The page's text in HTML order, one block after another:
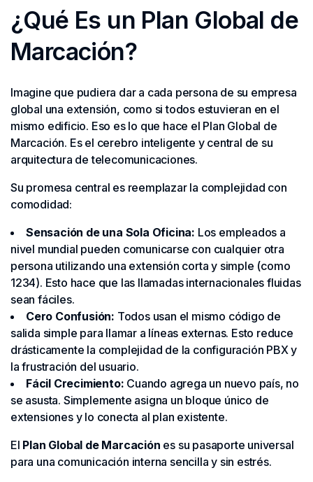
¿Qué Es un Plan Global de
Marcación?
Imagine que pudiera dar a cada persona de su empresa
global una extensión, como si todos estuvieran en el
mismo edificio. Eso es lo que hace el Plan Global de
Marcación. Es el cerebro inteligente y central de su
arquitectura de telecomunicaciones.
Su promesa central es reemplazar la complejidad con
comodidad:
Sensación de una Sola Oficina: Los empleados a
nivel mundial pueden comunicarse con cualquier otra
persona utilizando una extensión corta y simple (como
1234). Esto hace que las llamadas internacionales fluidas
sean fáciles.
Cero Confusión: Todos usan el mismo código de
salida simple para llamar a líneas externas. Esto reduce
drásticamente la complejidad de la configuración PBX y
la frustración del usuario.
Fácil Crecimiento: Cuando agrega un nuevo país, no
se asusta. Simplemente asigna un bloque único de
extensiones y lo conecta al plan existente.
El Plan Global de Marcación es su pasaporte universal
para una comunicación interna sencilla y sin estrés.